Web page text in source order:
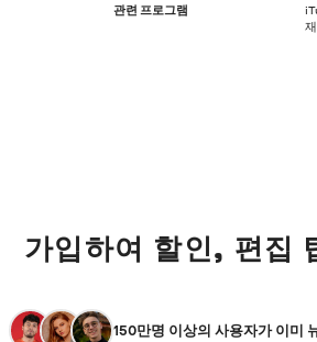
관련 프로그램
가입하여 할인, 편집
150만명 이상의 사용자가 이미